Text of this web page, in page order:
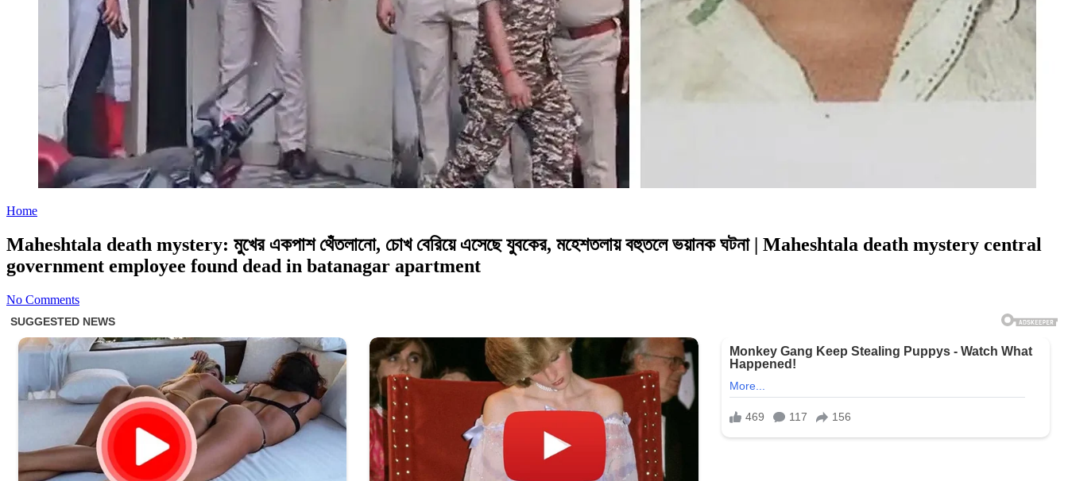
Home
Maheshtala death mystery: মুখের একপাশ থেঁতলানো, চোখ বেরিয়ে এসেছে যুবকের, মহেশতলায় বহুতলে ভয়ানক ঘটনা | Maheshtala death mystery central
government employee found dead in batanagar apartment
No Comments